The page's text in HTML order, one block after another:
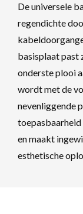
De universele
regendichte
basisplaat past
onderste plooi
wordt met de
nevenliggende
en maakt
esthetische